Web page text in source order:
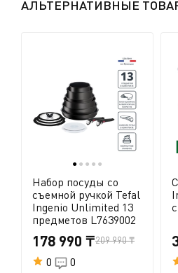
систематически доказывают
изделиях Tefal с
АЛЬТЕРНАТИВНЫЕ
● ● ● ● ●
Набор посуды со
съемной ручкой Tefal
Ingenio Unlimited 13
предметов L7639002
178 990 ₸209 990 ₸
0 0